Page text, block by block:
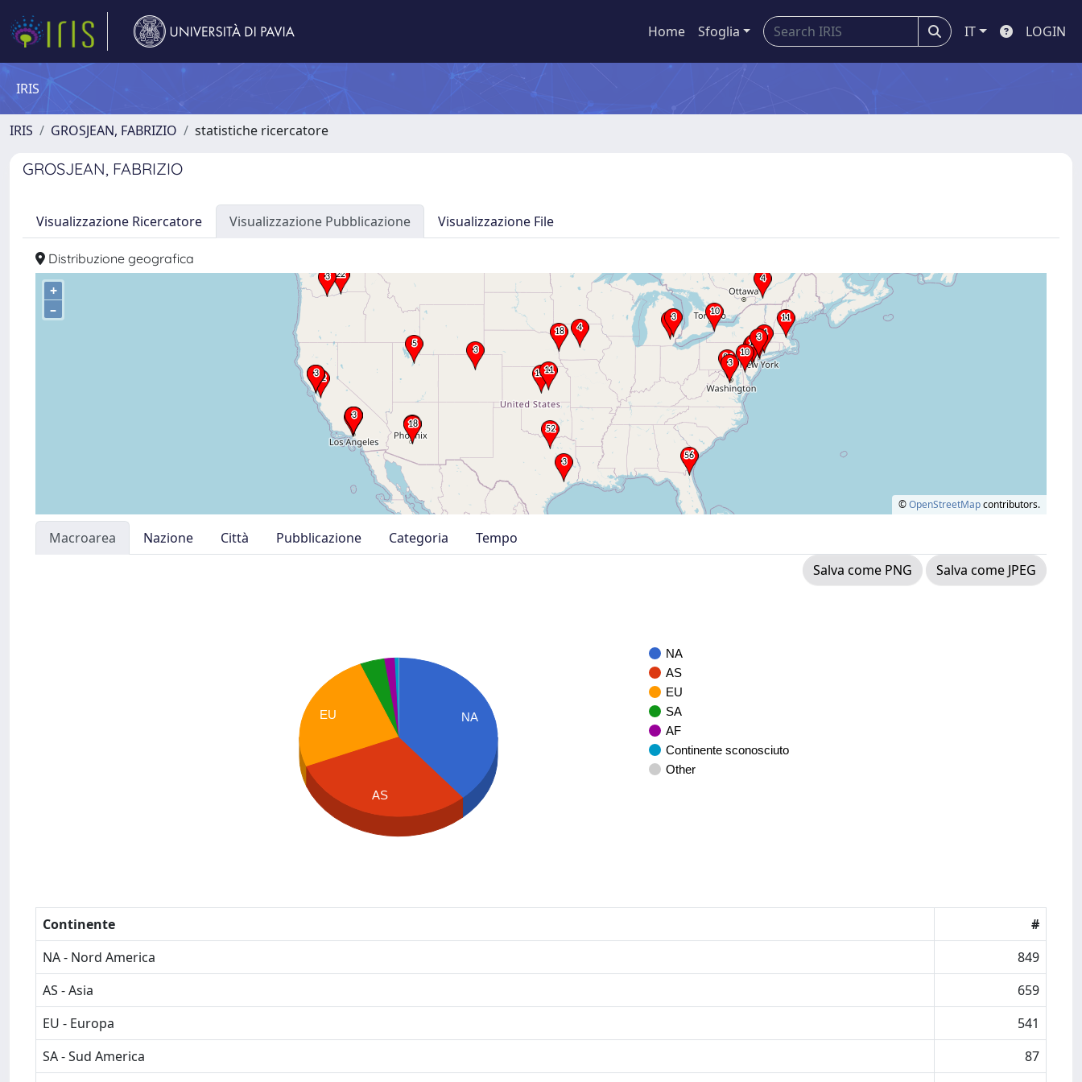
Home Sfoglia IT LOGIN
IRIS
IRIS GROSJEAN, FABRIZIO statistiche ricercatore
GROSJEAN, FABRIZIO
Visualizzazione Ricercatore Visualizzazione Pubblicazione Visualizzazione File
Distribuzione geografica
+
–
©OpenStreetMapcontributors.
Macroarea Nazione Città Pubblicazione Categoria
Tempo
Salva come PNG
Salva come JPEG
NA
AS
EU
SA
AF
Continente sconosciuto
Other
NA
EU
AS
Continente
#
NA - Nord America
849
AS - Asia
659
EU - Europa
541
SA - Sud America
87